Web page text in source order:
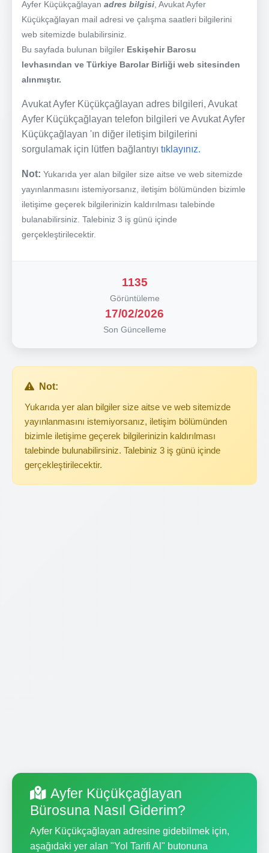
Ayfer Küçükçağlayan adres bilgisi , Avukat Ayfer
Küçükçağlayan mail adresi ve çalışma saatleri bilgilerini
web sitemizde bulabilirsiniz.
Bu sayfada bulunan bilgiler Eskişehir Barosu
levhasından ve Türkiye Barolar Birliği web sitesinden
alınmıştır.
Avukat Ayfer Küçükçağlayan adres bilgileri, Avukat
Ayfer Küçükçağlayan telefon bilgileri ve Avukat Ayfer
Küçükçağlayan 'ın diğer iletişim bilgilerini
sorgulamak için lütfen bağlantıyı tıklayınız.
Not: Yukarıda yer alan bilgiler size aitse ve web sitemizde
yayınlanmasını istemiyorsanız, iletişim bölümünden bizimle
iletişime geçerek bilgilerinizin kaldırılması talebinde
bulanabilirsiniz. Talebiniz 3 iş günü içinde
gerçekleştirilecektir.
1135
Görüntüleme
17/02/2026
Son Güncelleme
Not:
Yukarıda yer alan bilgiler size aitse ve web sitemizde
yayınlanmasını istemiyorsanız, iletişim bölümünden
bizimle iletişime geçerek bilgilerinizin kaldırılması
talebinde bulunabilirsiniz. Talebiniz 3 iş günü içinde
gerçekleştirilecektir.
Ayfer Küçükçağlayan
Bürosuna Nasıl Giderim?
Ayfer Küçükçağlayan adresine gidebilmek için,
aşağıdaki yer alan "Yol Tarifi Al" butonuna